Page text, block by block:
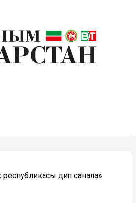
республикасы дип санала»